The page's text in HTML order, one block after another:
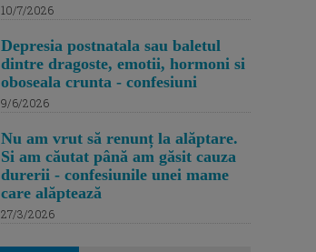
10/7/2026
Depresia postnatala sau baletul
dintre dragoste, emotii, hormoni si
oboseala crunta - confesiuni
9/6/2026
Nu am vrut să renunț la alăptare.
Si am căutat până am găsit cauza
durerii - confesiunile unei mame
care alăptează
27/3/2026